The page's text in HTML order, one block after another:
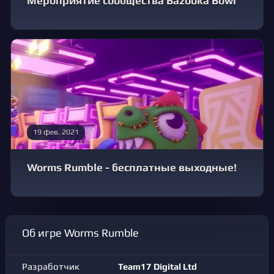
19 фев. 2021
Worms Rumble - бесплатные выходные!
Об игре Worms Rumble
Разработчик Team17 Digital Ltd